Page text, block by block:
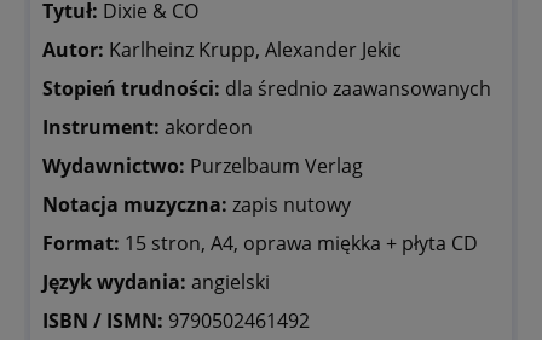
Tytuł: Dixie & CO
Autor: Karlheinz Krupp, Alexander Jekic
Stopień trudności: dla średnio zaawansowanych
Instrument: akordeon
Wydawnictwo: Purzelbaum Verlag
Notacja muzyczna: zapis nutowy
Format: 15 stron, A4, oprawa miękka + płyta CD
Język wydania: angielski
ISBN / ISMN: 9790502461492